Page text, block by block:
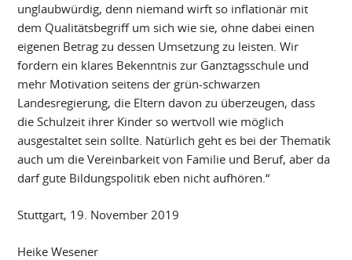
unglaubwürdig, denn niemand wirft so inflationär mit
dem Qualitätsbegriff um sich wie sie, ohne dabei einen
eigenen Betrag zu dessen Umsetzung zu leisten. Wir
fordern ein klares Bekenntnis zur Ganztagsschule und
mehr Motivation seitens der grün-schwarzen
Landesregierung, die Eltern davon zu überzeugen, dass
die Schulzeit ihrer Kinder so wertvoll wie möglich
ausgestaltet sein sollte. Natürlich geht es bei der Thematik
auch um die Vereinbarkeit von Familie und Beruf, aber da
darf gute Bildungspolitik eben nicht aufhören.“
Stuttgart, 19. November 2019
Heike Wesener